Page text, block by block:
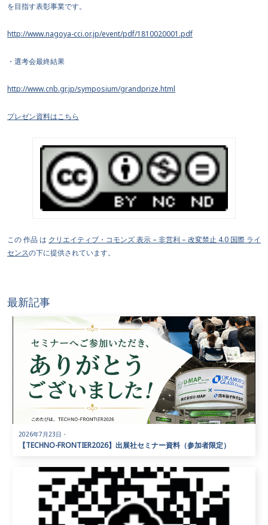
を目指す表彰事業です。
http://www.nagoya-cci.or.jp/event/pdf/1810020001.pdf
・選考会最終結果
http://www.cnb.gr.jp/symposium/grandprize.html
プレゼン資料はこちら
この 作品 は クリエイティブ・コモンズ 表示 – 非営利 – 改変禁止 4.0 国際 ライ
センスの下に提供されています。
最新記事
2026年7月23日 ・
【TECHNO-FRONTIER2026】出展社セミナー資料（参加者限定）